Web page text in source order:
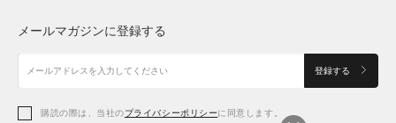
アクセサリー
アクセサリー
シューズ
アクセサリー
シューズ
メールマガジンに登録する
登録する
購読の際は、当社のプライバシーポリシーに同意します。